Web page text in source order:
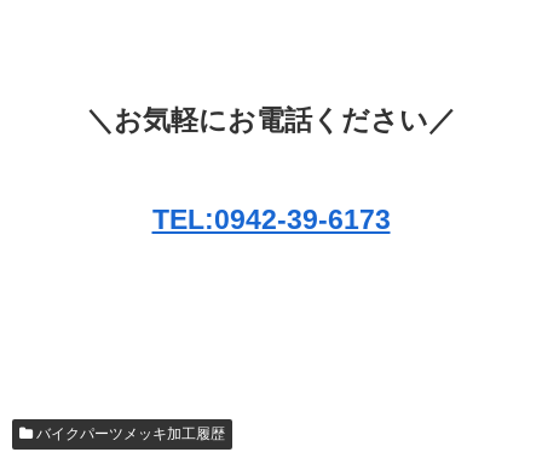
＼お気軽にお電話ください／
TEL:0942-39-6173
バイクパーツメッキ加工履歴